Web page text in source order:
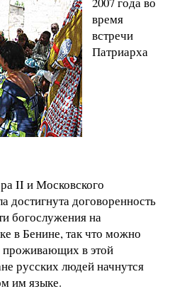
время
встречи
Патриарха
II и Московского
достигнута договоренность
богослужения на
в Бенине, так что можно
проживающих в этой
русских людей начнутся
им языке.